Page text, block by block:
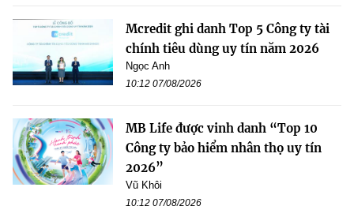
Mcredit ghi danh Top 5 Công ty tài
chính tiêu dùng uy tín năm 2026
Ngọc Anh
10:12 07/08/2026
MB Life được vinh danh “Top 10
Công ty bảo hiểm nhân thọ uy tín
2026”
Vũ Khôi
10:12 07/08/2026